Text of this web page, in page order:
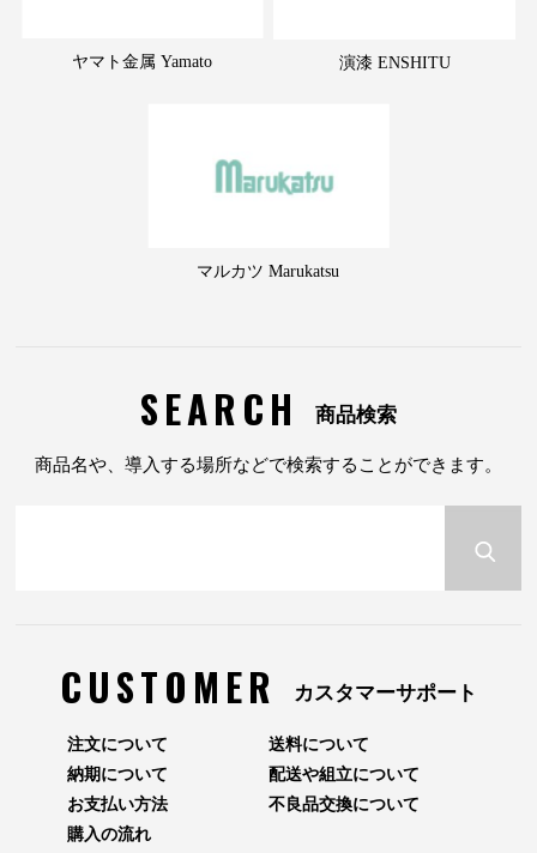
ヤマト金属 Yamato 演漆 ENSHITU
マルカツ Marukatsu
SEARCH 商品検索
商品名や、導入する場所などで検索することができます。
CUSTOMER カスタマーサポート
注文について
納期について
お支払い方法
送料について
配送や組立について
不良品交換について
購入の流れ